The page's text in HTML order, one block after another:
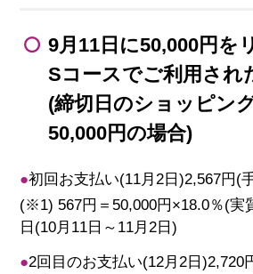
9月11日に50,000円を
Sコースでご利用され
(締切日のショッピン
50,000円の場合)
●初回お支払い(11月2日)2,567円(
(※1) 567円＝50,000円×18.0％(実
日(10月11日～11月2日)
●2回目のお支払い(12月2日)2,720